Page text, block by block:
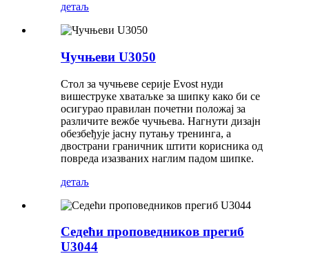
детаљ
Чучњеви U3050
Стол за чучњеве серије Evost нуди
вишеструке хватаљке за шипку како би се
осигурао правилан почетни положај за
различите вежбе чучњева. Нагнути дизајн
обезбеђује јасну путању тренинга, а
двострани граничник штити корисника од
повреда изазваних наглим падом шипке.
детаљ
Седећи проповедников прегиб
U3044